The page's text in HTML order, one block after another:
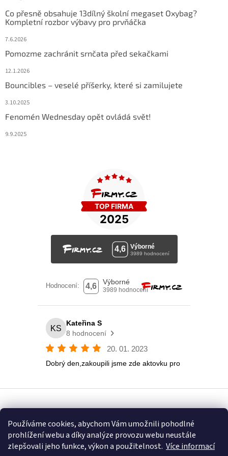
Používáme cookies, abychom Vám umožnili pohodlné
prohlížení webu a díky analýze provozu webu neustále
zlepšovali jeho funkce, výkon a použitelnost. Více informací
Co přesně obsahuje 13dílný školní megaset Oxybag?
Kompletní rozbor výbavy pro prvňáčka
7.6.2026
Pomozme zachránit srnčata před sekačkami
12.1.2026
Bouncibles – veselé příšerky, které si zamilujete
3.10.2025
Fenomén Wednesday opět ovládá svět!
9.9.2025
Copyright 2026Eshop U Terezky. Všechna práva vyhrazena.